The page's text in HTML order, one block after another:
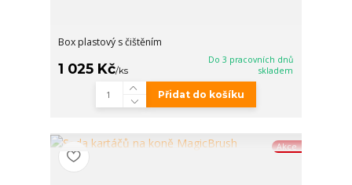
Box plastový s čištěním
1 025 Kč/ks
Do 3 pracovních dnů
skladem
Přidat do košíku
Akce